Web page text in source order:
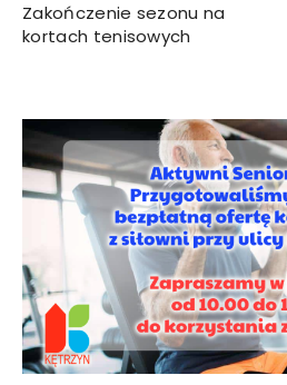
Zakończenie sezonu na
kortach tenisowych